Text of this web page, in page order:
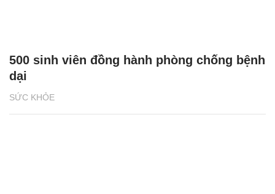
SỨC KHỎE
500 sinh viên đồng hành phòng chống bệnh
dại